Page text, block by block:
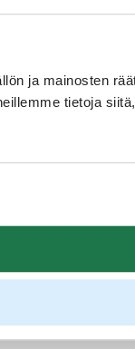
ja mainosten
tietoja